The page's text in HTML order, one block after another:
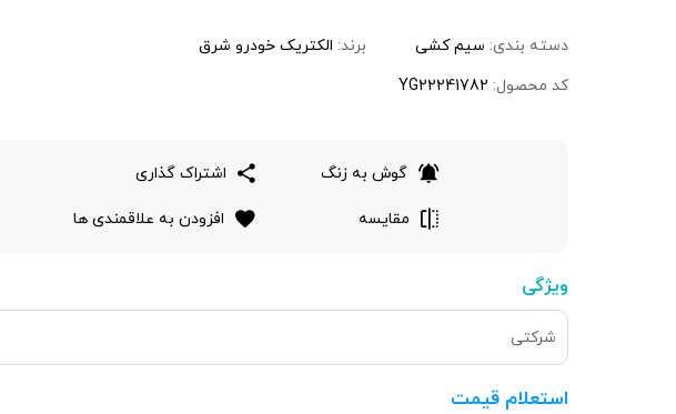
دسته بندی: سیم کشی برند: الکتریک خودرو شرق
کد محصول: YG22241782
گوش به زنگ اشتراک گذاری
مقایسه افزودن به علاقمندی ها
ویژگی
شرکتی
استعلام قیمت